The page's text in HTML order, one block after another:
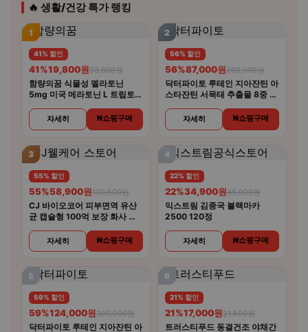
🔥 생활/건강 특가 랭킹
1
41% 할인
41%19,800원33,600원
함량의꿈 식물성 멜라토닌
5mg 미국 메라토닌 L 트립토판
자세히 N쇼핑구매
2
56% 할인
56%87,000원200,000원
닥터파이토 루테인 지아잔틴 아
스타잔틴 서목태 추출물 8중 복
자세히 N쇼핑구매
3
55% 할인
55%58,900원130,500원
CJ 바이오코어 피부면역 유산
균 캡슐형 100억 보장 화사 유
자세히 N쇼핑구매
4
22% 할인
22%34,900원45,000원
익스트림 김종국 블랙마카
2500 120정
자세히 N쇼핑구매
5
59% 할인
59%124,000원300,000원
닥터파이토 루테인 지아잔틴 아
6
21% 할인
21%17,000원21,500원
트러스티푸드 동결건조 야채간